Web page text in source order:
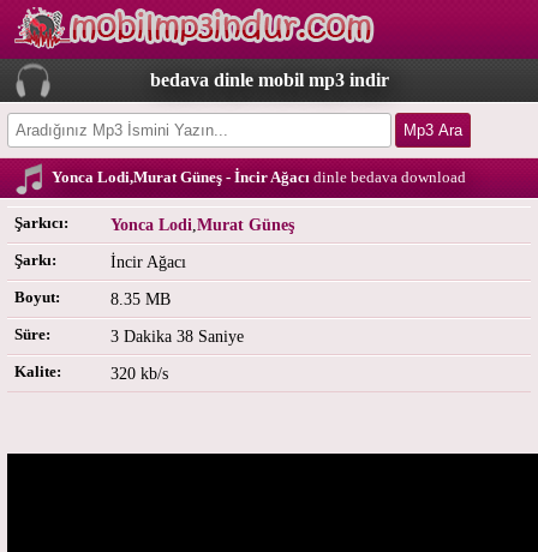
bedava dinle mobil mp3 indir
Yonca Lodi,Murat Güneş - İncir Ağacı dinle bedava download
Şarkıcı: Yonca Lodi Murat Güneş
Şarkı: İncir Ağacı
Boyut: 8.35 MB
Süre: 3 Dakika 38 Saniye
Kalite: 320 kb/s